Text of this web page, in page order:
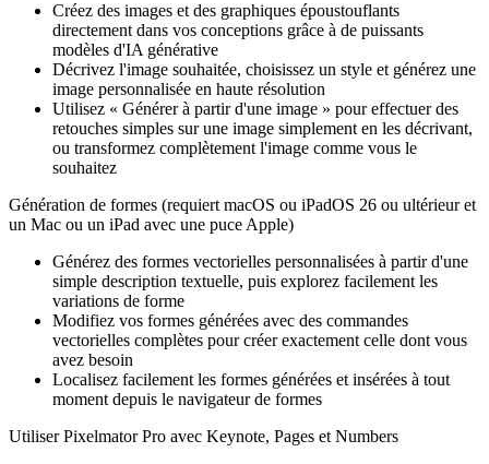
Créez des images et des graphiques époustouflants
directement dans vos conceptions grâce à de puissants
modèles d'IA générative
Décrivez l'image souhaitée, choisissez un style et générez une
image personnalisée en haute résolution
Utilisez « Générer à partir d'une image » pour effectuer des
retouches simples sur une image simplement en les décrivant,
ou transformez complètement l'image comme vous le
souhaitez
Génération de formes (requiert macOS ou iPadOS 26 ou ultérieur et
un Mac ou un iPad avec une puce Apple)
Générez des formes vectorielles personnalisées à partir d'une
simple description textuelle, puis explorez facilement les
variations de forme
Modifiez vos formes générées avec des commandes
vectorielles complètes pour créer exactement celle dont vous
avez besoin
Localisez facilement les formes générées et insérées à tout
moment depuis le navigateur de formes
Utiliser Pixelmator Pro avec Keynote, Pages et Numbers